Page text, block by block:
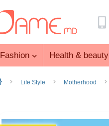
Fashion Health & beauty
Life Style Motherhood